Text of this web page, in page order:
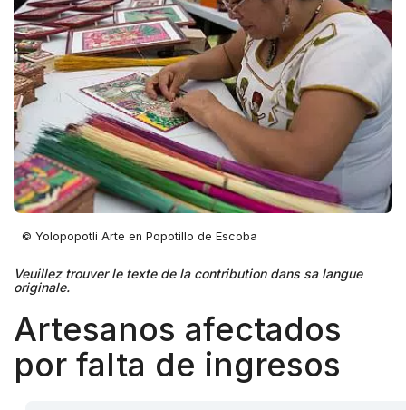
© Yolopopotli Arte en Popotillo de Escoba
Veuillez trouver le texte de la contribution dans sa langue
originale.
Artesanos afectados
por falta de ingresos